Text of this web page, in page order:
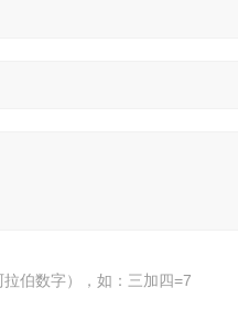
伯数字），如：三加四=7